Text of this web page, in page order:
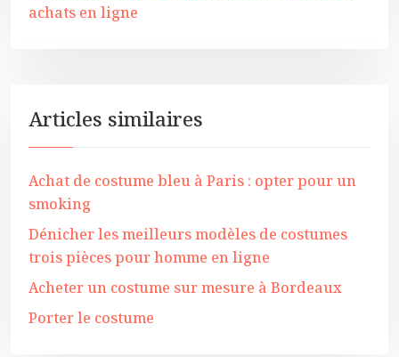
achats en ligne
Articles similaires
Achat de costume bleu à Paris : opter pour un
smoking
Dénicher les meilleurs modèles de costumes
trois pièces pour homme en ligne
Acheter un costume sur mesure à Bordeaux
Porter le costume